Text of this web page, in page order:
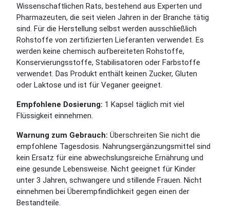
Wissenschaftlichen Rats, bestehend aus Experten und
Pharmazeuten, die seit vielen Jahren in der Branche tätig
sind. Für die Herstellung selbst werden ausschließlich
Rohstoffe von zertifizierten Lieferanten verwendet. Es
werden keine chemisch aufbereiteten Rohstoffe,
Konservierungsstoffe, Stabilisatoren oder Farbstoffe
verwendet. Das Produkt enthält keinen Zucker, Gluten
oder Laktose und ist für Veganer geeignet.
Empfohlene Dosierung: 1 Kapsel täglich mit viel
Flüssigkeit einnehmen.
Warnung zum Gebrauch: Überschreiten Sie nicht die
empfohlene Tagesdosis. Nahrungsergänzungsmittel sind
kein Ersatz für eine abwechslungsreiche Ernährung und
eine gesunde Lebensweise. Nicht geeignet für Kinder
unter 3 Jahren, schwangere und stillende Frauen. Nicht
einnehmen bei Überempfindlichkeit gegen einen der
Bestandteile.